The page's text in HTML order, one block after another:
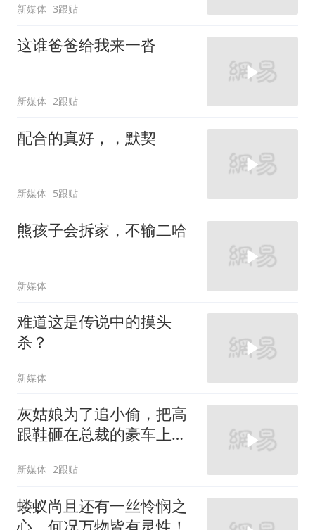
新媒体 3跟贴
这谁爸爸给我来一沓
新媒体 2跟贴
配合的真好，，默契
新媒体 5跟贴
熊孩子会拆家，不输二哈
新媒体
难道这是传说中的摸头
杀？
新媒体
灰姑娘为了追小偷，把高
跟鞋砸在总裁的豪车上，
新媒体 2跟贴
蝼蚁尚且还有一丝怜悯之